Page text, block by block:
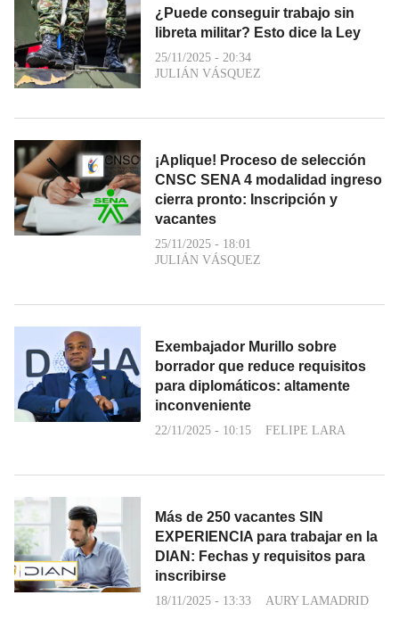
¿Puede conseguir trabajo sin
libreta militar? Esto dice la Ley
25/11/2025 - 20:34
JULIÁN VÁSQUEZ
¡Aplique! Proceso de selección
CNSC SENA 4 modalidad ingreso
cierra pronto: Inscripción y
vacantes
25/11/2025 - 18:01
JULIÁN VÁSQUEZ
Exembajador Murillo sobre
borrador que reduce requisitos
para diplomáticos: altamente
inconveniente
22/11/2025 - 10:15 FELIPE LARA
Más de 250 vacantes SIN
EXPERIENCIA para trabajar en la
DIAN: Fechas y requisitos para
inscribirse
18/11/2025 - 13:33 AURY LAMADRID